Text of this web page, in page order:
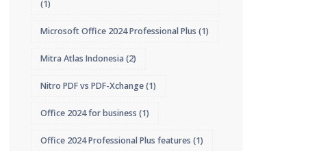
(1)
Microsoft Office 2024 Professional Plus (1)
Mitra Atlas Indonesia (2)
Nitro PDF vs PDF-Xchange(1)
Office 2024 for business (1)
Office 2024 Professional Plus features (1)